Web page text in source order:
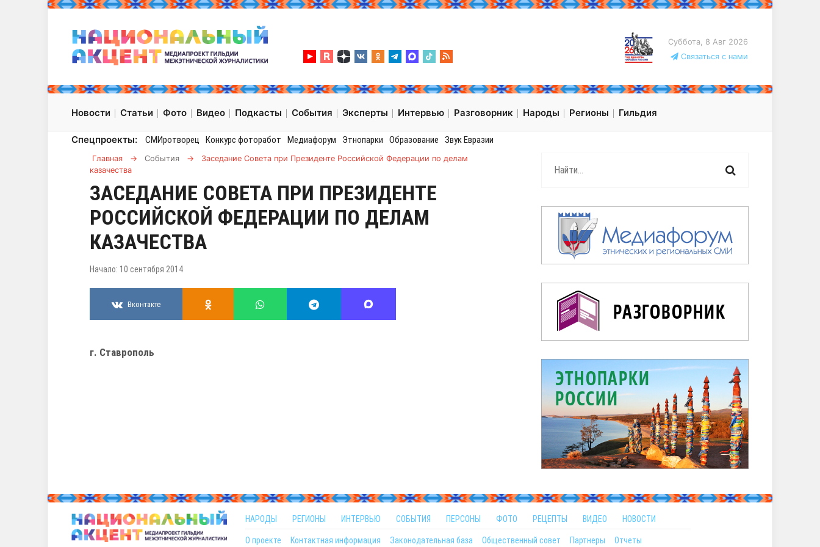
Суббота, 8 Авг 2026
Связаться с нами
Новости Статьи Фото Видео Подкасты События Эксперты Интервью Разговорник Народы Регионы Гильдия
Спецпроекты: СМИротворец Конкурс фоторабот Медиафорум Этнопарки Образование Звук Евразии
Главная → События →
Заседание Совета при Президенте Российской Федерации по делам
казачества
ЗАСЕДАНИЕ СОВЕТА ПРИ ПРЕЗИДЕНТЕ
РОССИЙСКОЙ ФЕДЕРАЦИИ ПО ДЕЛАМ
КАЗАЧЕСТВА
Начало: 10 сентября 2014
Вконтакте
г. Ставрополь
НАРОДЫ РЕГИОНЫ ИНТЕРВЬЮ СОБЫТИЯ ПЕРСОНЫ ФОТО РЕЦЕПТЫ ВИДЕО НОВОСТИ
О проекте Контактная информация Законодательная база Общественный совет Партнеры Отчеты